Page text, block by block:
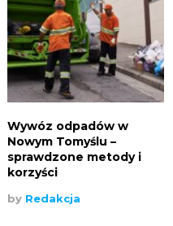
Wywóz odpadów w
Nowym Tomyślu –
sprawdzone metody i
korzyści
by Redakcja